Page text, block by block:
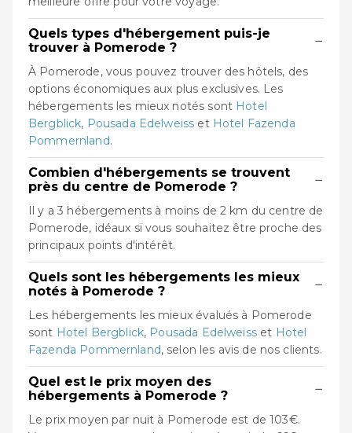
Quels types d'hébergement puis-je
trouver à Pomerode ?
−
À Pomerode, vous pouvez trouver des hôtels, des
options économiques aux plus exclusives. Les
hébergements les mieux notés sont Hotel
Bergblick, Pousada Edelweiss et Hotel Fazenda
Pommernland.
Combien d'hébergements se trouvent
près du centre de Pomerode ?
−
Il y a 3 hébergements à moins de 2 km du centre de
Pomerode, idéaux si vous souhaitez être proche des
principaux points d'intérêt.
Quels sont les hébergements les mieux
notés à Pomerode ?
−
Les hébergements les mieux évalués à Pomerode
sont Hotel Bergblick, Pousada Edelweisset Hotel
Fazenda Pommernland, selon les avis de nos clients.
Quel est le prix moyen des
hébergements à Pomerode ?
−
Le prix moyen par nuit à Pomerode est de 103€.